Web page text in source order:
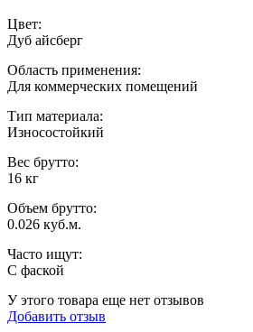
Цвет:
Дуб айсберг
Область применения:
Для коммерческих помещений
Тип материала:
Износостойкий
Вес брутто:
16 кг
Объем брутто:
0.026 куб.м.
Часто ищут:
С фаской
У этого товара еще нет отзывов
Добавить отзыв